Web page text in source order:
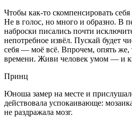
Чтобы как-то скомпенсировать
Не в голос, но много и образно. В
наброски писались почти
непотребное извёл. Пускай будет
себя — моё всё. Впрочем, опять же,
времени. Живи человек умом — и
Принц
Юноша замер на месте и
действовала успокаивающе:
не раздражала мозг.